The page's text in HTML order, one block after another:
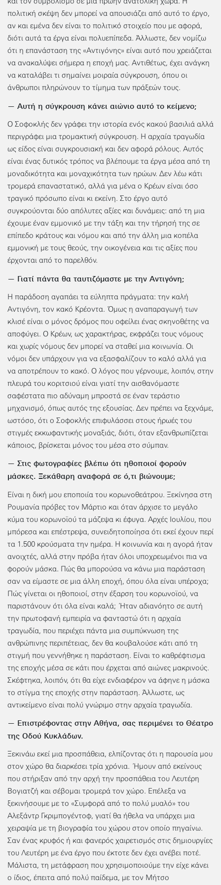
πολιτική σκέψη δεν μπορεί να απουσιάζει από αυτό το έργο,
αν και εμένα δεν είναι το πολιτικό στοιχείο που με αφορά,
διότι αυτά τα έργα είναι πολυεπίπεδα. Άλλωστε, δεν νομίζω
ότι η επανάσταση της «Αντιγόνης» είναι αυτό που χρειάζεται
να ανακαλύψει σήμερα η εποχή μας. Αντιθέτως, έχει ανάγκη
να καταλάβει τι σημαίνει μοιραία σύγκρουση, όπου οι
άνθρωποι πληρώνουν το τίμημα των πράξεών τους.
— Αυτή η σύγκρουση κάνει αιώνιο αυτό το κείμενο;
Ο Σοφοκλής δεν γράφει την ιστορία ενός κακού βασιλιά αλλά
περιγράφει μια τρομακτική σύγκρουση. Η αρχαία τραγωδία
ως είδος είναι συγκρουσιακή και δεν αφορά ρόλους. Αυτός
είναι ένας δυτικός τρόπος να βλέπουμε τα έργα μέσα από τη
μοναδικότητα και μοναχικότητα των ηρώων. Δεν λέω κάτι
τρομερά επαναστατικό, αλλά για μένα ο Κρέων είναι όσο
τραγικό πρόσωπο είναι κι εκείνη. Στο έργο αυτό
συγκρούονται δύο απόλυτες αξίες και δυνάμεις: από τη μια
έχουμε έναν εμμονικό με την τάξη και την τήρησή της σε
επίπεδο κράτους και νόμου και από την άλλη μια κοπέλα
εμμονική με τους θεούς, την οικογένεια και τις αξίες που
έρχονται από το παρελθόν.
— Γιατί πάντα θα ταυτιζόμαστε με την Αντιγόνη;
Η παράδοση αγαπάει τα εύληπτα πράγματα: την καλή
Αντιγόνη, τον κακό Κρέοντα. Όμως η αναπαραγωγή των
κλισέ είναι ο μόνος δρόμος που οφείλει ένας σκηνοθέτης να
αποφύγει. Ο Κρέων, ως χαρακτήρας, εκφράζει τους νόμους
και χωρίς νόμους δεν μπορεί να σταθεί μια κοινωνία. Οι
νόμοι δεν υπάρχουν για να εξασφαλίζουν το καλό αλλά για
να αποτρέπουν το κακό. Ο λόγος που γέρνουμε, λοιπόν, στην
πλευρά του κοριτσιού είναι γιατί την αισθανόμαστε
σαφέστατα πιο αδύναμη μπροστά σε έναν τεράστιο
μηχανισμό, όπως αυτός της εξουσίας. Δεν πρέπει να ξεχνάμε,
ωστόσο, ότι ο Σοφοκλής επιφυλάσσει στους ήρωές του
στιγμές εκκωφαντικής μοναξιάς, διότι, όταν εξανθρωπίζεται
κάποιος, βρίσκεται μόνος του μέσα στο σύμπαν.
— Στις φωτογραφίες βλέπω ότι ηθοποιοί φορούν
μάσκες. Ξεκάθαρη αναφορά σε ό,τι βιώνουμε;
Είναι η δική μου εποποιία του κορωνοθεάτρου. Ξεκίνησα στη
Ρουμανία πρόβες τον Μάρτιο και όταν άρχισε το μεγάλο
κύμα του κορωνοϊού τα μάζεψα κι έφυγα. Αρχές Ιουλίου, που
μπόρεσα και επέστρεψα, συνειδητοποίησα ότι εκεί έχουν περί
τα 1.500 κρούσματα την ημέρα. Η κοινωνία και η αγορά ήταν
ανοιχτές, αλλά στην πρόβα ήταν όλοι υποχρεωμένοι πια να
φορούν μάσκα. Πώς θα μπορούσα να κάνω μια παράσταση
σαν να είμαστε σε μια άλλη εποχή, όπου όλα είναι υπέροχα;
Πώς γίνεται οι ηθοποιοί, στην έξαρση του κορωνοϊού, να
παριστάνουν ότι όλα είναι καλά; Ήταν αδιανόητο σε αυτή
την πρωτοφανή εμπειρία να φανταστώ ότι η αρχαία
τραγωδία, που περιέχει πάντα μια συμπύκνωση της
ανθρώπινης περιπέτειας, δεν θα κουβαλούσε κάτι από τη
στιγμή που γεννήθηκε η παράσταση. Είναι το καθρέφτισμα
της εποχής μέσα σε κάτι που έρχεται από αιώνες μακρινούς.
Σκέφτηκα, λοιπόν, ότι θα είχε ενδιαφέρον να άφηνε η μάσκα
το στίγμα της εποχής στην παράσταση. Άλλωστε, ως
αντικείμενο είναι πολύ γνώριμο στην αρχαία τραγωδία.
— Επιστρέφοντας στην Αθήνα, σας περιμένει το Θέατρο
της Οδού Κυκλάδων.
Ξεκινάω εκεί μια προσπάθεια, ελπίζοντας ότι η παρουσία μου
στον χώρο θα διαρκέσει τρία χρόνια. Ήμουν από εκείνους
που στήριξαν από την αρχή την προσπάθεια του Λευτέρη
Βογιατζή και σέβομαι τρομερά τον χώρο. Επέλεξα να
ξεκινήσουμε με το «Συμφορά από το πολύ μυαλό» του
Αλεξάντρ Γκριμπογέντοφ, γιατί θα ήθελα να υπάρχει μια
χειραψία με τη βιογραφία του χώρου στον οποίο πηγαίνω.
Σαν ένας κρυφός ή και φανερός χαιρετισμός στις δημιουργίες
του Λευτέρη με ένα έργο που έκτοτε δεν έχει ανέβει ποτέ.
Μάλιστα, τη μετάφραση που χρησιμοποιούμε την είχε κάνει
ο ίδιος, έπειτα από πολύ παίδεμα, με τον Μήτσο